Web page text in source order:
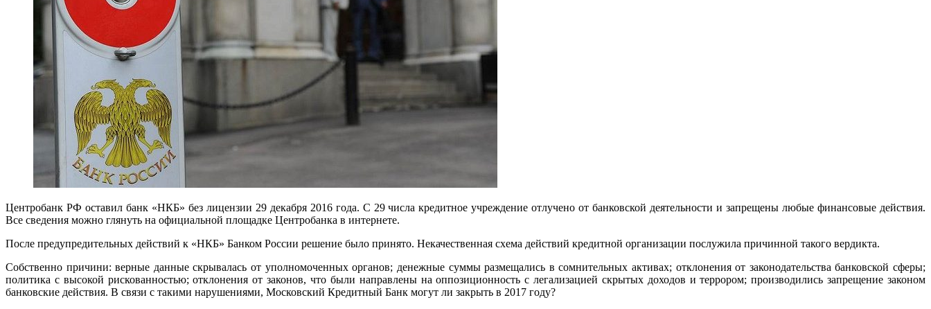
Центробанк РФ оставил банк «НКБ» без лицензии 29 декабря 2016 года. С 29 числа кредитное учреждение отлучено от банковской деятельности и запрещены любые финансовые действия.
Все сведения можно глянуть на официальной площадке Центробанка в интернете.
После предупредительных действий к «НКБ» Банком России решение было принято. Некачественная схема действий кредитной организации послужила причинной такого вердикта.
Собственно причини: верные данные скрывалась от уполномоченных органов; денежные суммы размещались в сомнительных активах; отклонения от законодательства банковской сферы;
политика с высокой рискованностью; отклонения от законов, что были направлены на оппозиционность с легализацией скрытых доходов и террором; производились запрещение законом
банковские действия. В связи с такими нарушениями, Московский Кредитный Банк могут ли закрыть в 2017 году?